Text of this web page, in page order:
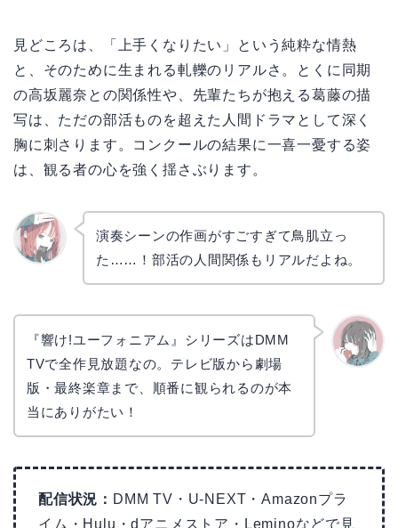
見どころは、「上手くなりたい」という純粋な情熱
と、そのために生まれる軋轢のリアルさ。とくに同期
の高坂麗奈との関係性や、先輩たちが抱える葛藤の描
写は、ただの部活ものを超えた人間ドラマとして深く
胸に刺さります。コンクールの結果に一喜一憂する姿
は、観る者の心を強く揺さぶります。
演奏シーンの作画がすごすぎて鳥肌立っ
た……！部活の人間関係もリアルだよね。
『響け!ユーフォニアム』シリーズはDMM
TVで全作見放題なの。テレビ版から劇場
版・最終楽章まで、順番に観られるのが本
当にありがたい！
配信状況： DMM TV・U-NEXT・Amazonプラ
イム・Hulu・dアニメストア・Leminoなどで見